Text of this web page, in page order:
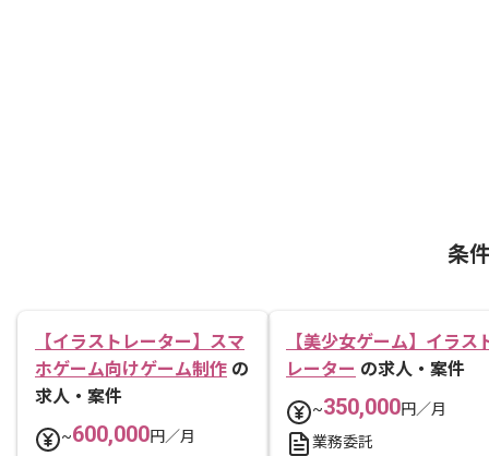
条
【イラストレーター】スマ
ホゲーム向けゲーム制作 の
求人・案件
~600,000円／月
【美少女ゲーム】イラス
レーター の求人・案件
~350,000円／月
業務委託